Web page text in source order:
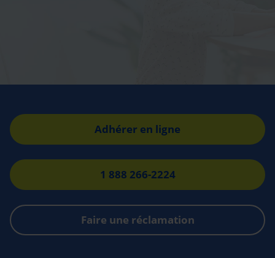
Adhérer en ligne
1 888 266-2224
Faire une réclamation